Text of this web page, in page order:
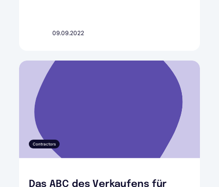
09.09.2022
Contractors
Das ABC des Verkaufens für